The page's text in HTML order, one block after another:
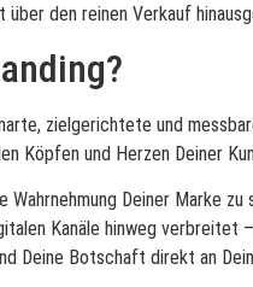
über den reinen Verkauf
zielgerichtete und
Köpfen und Herzen Deiner
Wahrnehmung Deiner Marke
Kanäle hinweg
Deine Botschaft direkt an